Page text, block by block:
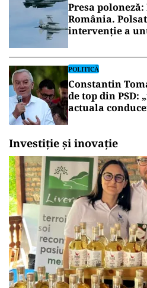
Presa
România.
intervenție a
NATO
POLITICĂ
Constantin
de top din PSD:
actuala
Investiție și inovație